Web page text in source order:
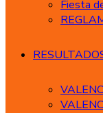
Fiesta